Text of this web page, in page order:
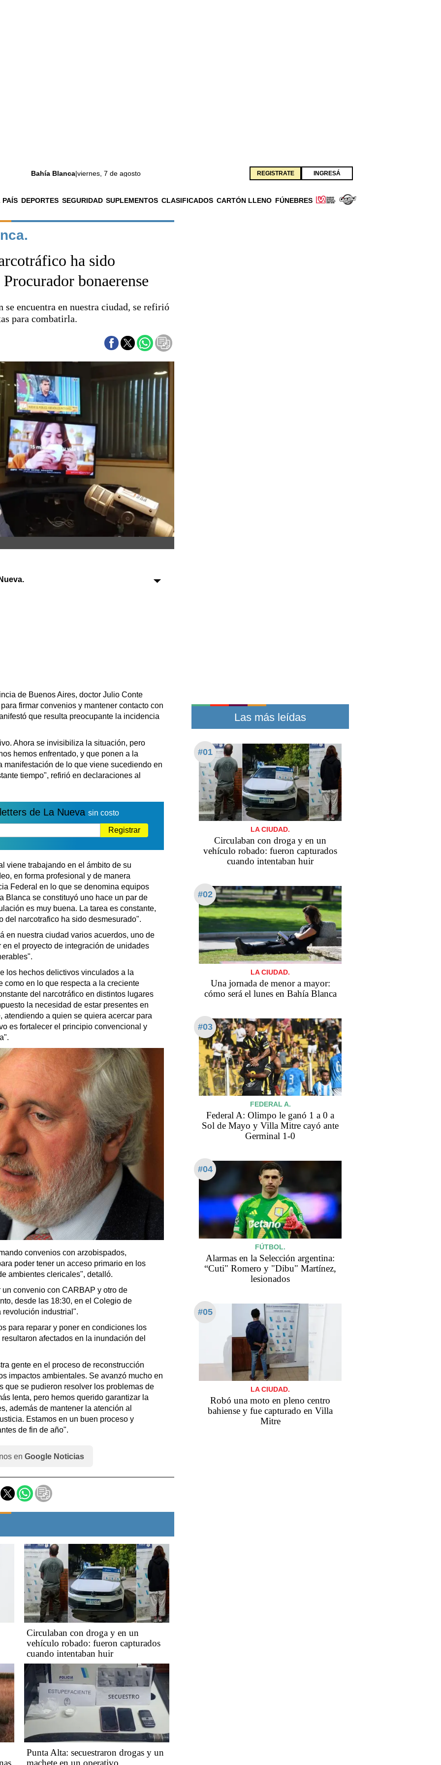
Bahía Blanca|viernes, 7 de agosto REGISTRATE INGRESÁ
PAÍS DEPORTES SEGURIDAD SUPLEMENTOS CLASIFICADOS CARTÓN LLENO FÚNEBRES
La ciudad
Punta Alta
El país
Seguridad
Escenario Olímpico
Liga del Sur
Federal A
Aplausos
Cines
Economía y finanzas
Con el campo
Espacio empresas
Sociedad
Tecnología
Turismo
Salud
Es viral
ha sido
bonaerense
encuentra en nuestra ciudad, se refirió
para combatirla.
de Buenos Aires, doctor Julio Conte
firmar convenios y mantener contacto con
que resulta preocupante la incidencia
Ahora se invisibiliza la situación, pero
hemos enfrentado, y que ponen a la
manifestación de lo que viene sucediendo en
tiempo", refirió en declaraciones al
de La Nueva sin costo
Registrar
viene trabajando en el ámbito de su
en forma profesional y de manera
Federal en lo que se denomina equipos
Blanca se constituyó uno hace un par de
es muy buena. La tarea es constante,
del narcotrafico ha sido desmesurado".
en nuestra ciudad varios acuerdos, uno de
el proyecto de integración de unidades
los hechos delictivos vinculados a la
como en lo que respecta a la creciente
del narcotráfico en distintos lugares
la necesidad de estar presentes en
atendiendo a quien se quiera acercar para
es fortalecer el principio convencional y
convenios con arzobispados,
poder tener un acceso primario en los
ambientes clericales", detalló.
convenio con CARBAP y otro de
desde las 18:30, en el Colegio de
revolución industrial".
para reparar y poner en condiciones los
afectados en la inundación del
gente en el proceso de reconstrucción
impactos ambientales. Se avanzó mucho en
que se pudieron resolver los problemas de
lenta, pero hemos querido garantizar la
además de mantener la atención al
Estamos en un buen proceso y
de fin de año".
en Google Noticias
Circulaban con droga y en un
vehículo robado: fueron capturados
cuando intentaban huir
Punta Alta: secuestraron drogas y un
Las más leídas
#01
LA CIUDAD.
Circulaban con droga y en un
vehículo robado: fueron capturados
cuando intentaban huir
#02
LA CIUDAD.
Una jornada de menor a mayor:
cómo será el lunes en Bahía Blanca
#03
FEDERAL A.
Federal A: Olimpo le ganó 1 a 0 a
Sol de Mayo y Villa Mitre cayó ante
Germinal 1-0
#04
FÚTBOL.
Alarmas en la Selección argentina:
“Cuti" Romero y "Dibu" Martínez,
lesionados
#05
LA CIUDAD.
Robó una moto en pleno centro
bahiense y fue capturado en Villa
Mitre